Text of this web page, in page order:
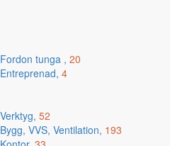
Fordon tunga , 20
Entreprenad, 4
Verktyg, 52
Bygg, VVS, Ventilation, 193